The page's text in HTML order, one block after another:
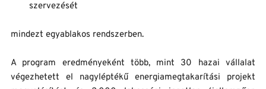
szervezését
mindezt egyablakos rendszerben.
A program eredményeként több, mint 30 hazai vállalat
végezhetett el nagyléptékű energiamegtakarítási projekt